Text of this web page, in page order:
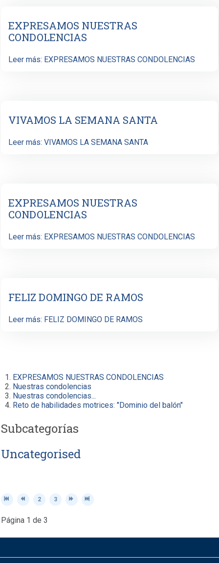
EXPRESAMOS NUESTRAS
CONDOLENCIAS
Leer más: EXPRESAMOS NUESTRAS CONDOLENCIAS
VIVAMOS LA SEMANA SANTA
Leer más: VIVAMOS LA SEMANA SANTA
EXPRESAMOS NUESTRAS
CONDOLENCIAS
Leer más: EXPRESAMOS NUESTRAS CONDOLENCIAS
FELIZ DOMINGO DE RAMOS
Leer más: FELIZ DOMINGO DE RAMOS
EXPRESAMOS NUESTRAS CONDOLENCIAS
Nuestras condolencias
Nuestras condolencias...
Reto de habilidades motrices: "Dominio del balón"
Subcategorías
Uncategorised
2 3
Página 1 de 3